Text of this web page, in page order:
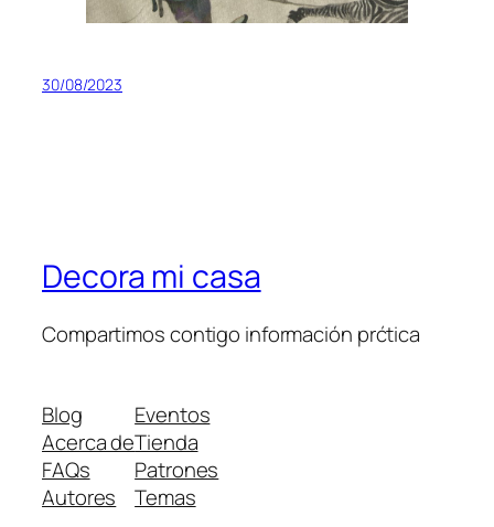
30/08/2023
Decora mi casa
Compartimos contigo información prćtica
Blog
Acerca de
FAQs
Autores
Eventos
Tienda
Patrones
Temas